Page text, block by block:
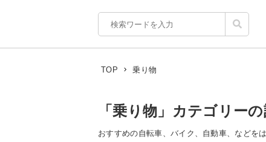
TOP 乗り物
「乗り物」カテゴリー
おすすめの自転車、バイク、自動車、などを